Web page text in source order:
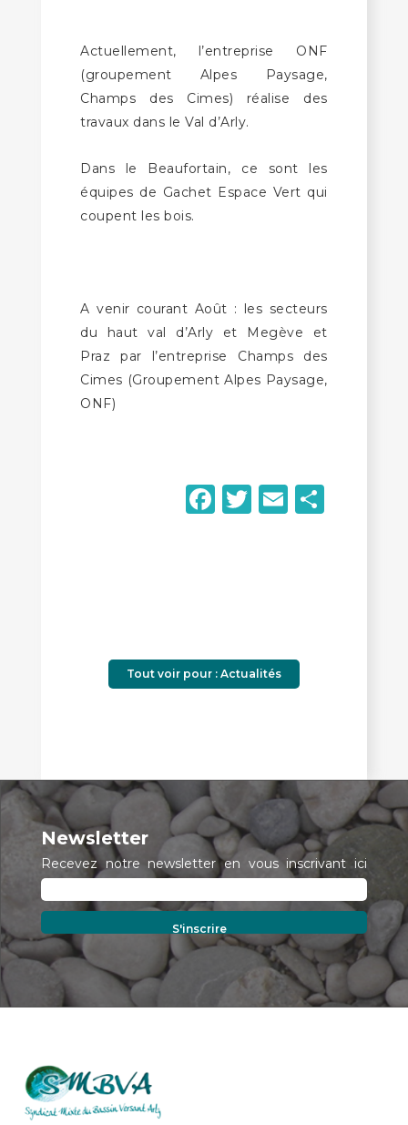
Actuellement, l’entreprise ONF
(groupement Alpes Paysage,
Champs des Cimes) réalise des
travaux dans le Val d’Arly.
Dans le Beaufortain, ce sont les
équipes de Gachet Espace Vert qui
coupent les bois.
A venir courant Août : les secteurs
du haut val d’Arly et Megève et
Praz par l’entreprise Champs des
Cimes (Groupement Alpes Paysage,
ONF)
Facebook
Twitter
Email
Tout voir pour : Actualités
Newsletter
Recevez notre newsletter en vous inscrivant ici